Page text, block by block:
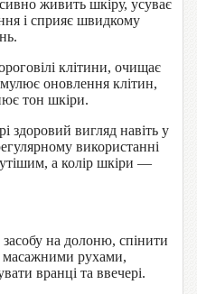
живить шкіру, усуває
і сприяє швидкому
клітини, очищає
оновлення клітин,
тон шкіри.
здоровий вигляд навіть у
використанні
а колір шкіри —
засобу на долоню, спінити
масажними рухами,
вранці та ввечері.